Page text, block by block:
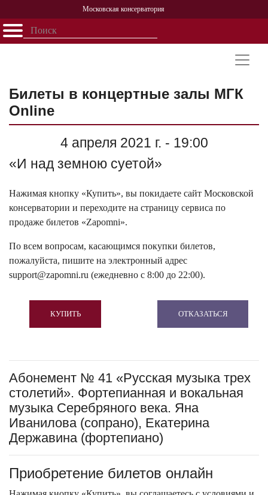
Московская консерватория
Открыть - закрыть
Персоналии
История
Билеты в концертные залы МГК
Online
4 апреля 2021 г. - 19:00
«И над земною суетой»
Нажимая кнопку «Купить», вы покидаете сайт Московской
консерватории и переходите на страницу сервиса по
продаже билетов «Zapomni».
По всем вопросам, касающимся покупки билетов,
пожалуйста, пишите на электронный адрес
support@zapomni.ru (ежедневно с 8:00 до 22:00).
КУПИТЬ ОТКАЗАТЬСЯ
Абонемент № 41 «Русская музыка трех
столетий». Фортепианная и вокальная
музыка Серебряного века. Яна
Иванилова (сопрано), Екатерина
Державина (фортепиано)
Приобретение билетов онлайн